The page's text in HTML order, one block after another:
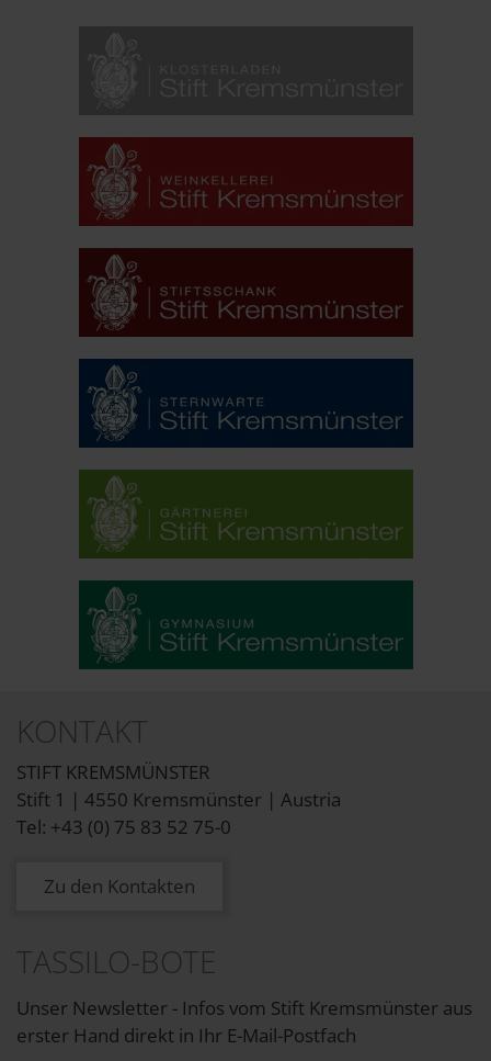
KONTAKT
STIFT KREMSMÜNSTER
Stift 1 | 4550 Kremsmünster | Austria
Tel: +43 (0) 75 83 52 75-0
Zu den Kontakten
TASSILO-BOTE
Unser Newsletter - Infos vom Stift Kremsmünster aus
erster Hand direkt in Ihr E-Mail-Postfach